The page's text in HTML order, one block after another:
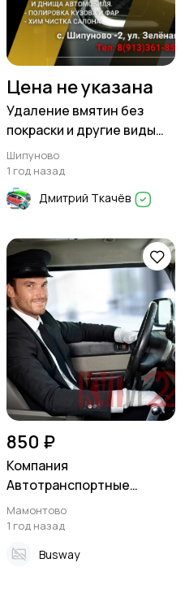
Цена не указана
Удаление вмятин без
покраски и другие виды
кузовных работ
Шипуново
1 год назад
Дмитрий Ткачёв
850 ₽
Компания
Автотранспортные
технологии (АТТ)
Мамонтово
1 год назад
Busway